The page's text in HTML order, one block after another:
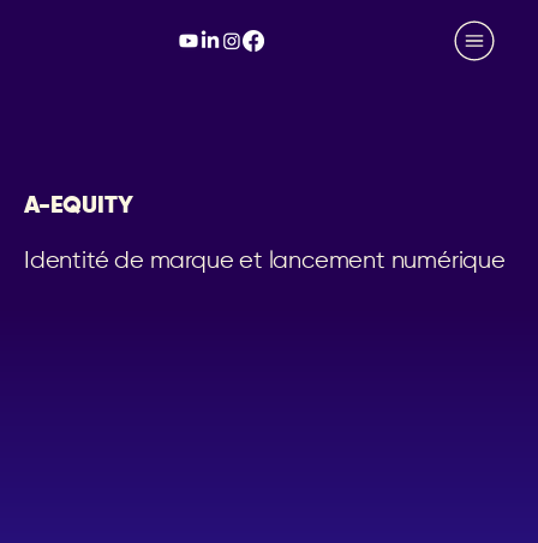
A-EQUITY
Identité de marque et lancement numérique